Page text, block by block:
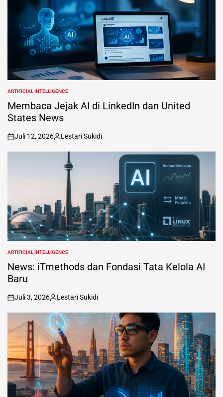
POSTED
IN
ARTIFICIAL INTELLIGENCE
Membaca Jejak AI di LinkedIn dan United
States News
on
Juli 12, 2026
Posted
by
Lestari Sukidi
POSTED
IN
ARTIFICIAL INTELLIGENCE
News: iTmethods dan Fondasi Tata Kelola AI
Baru
on
Juli 3, 2026
Posted
by
Lestari Sukidi